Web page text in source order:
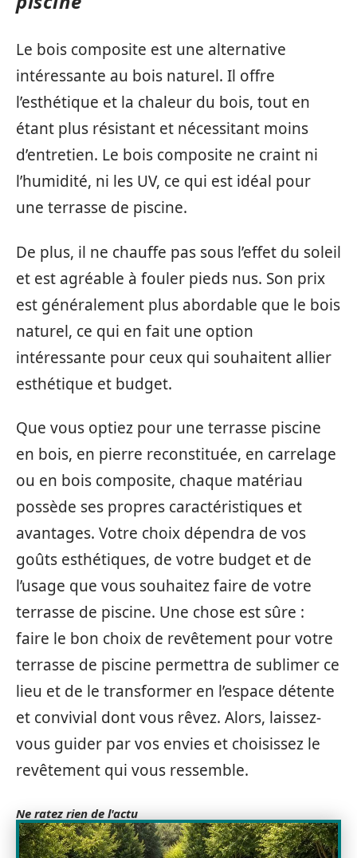
Le bois composite est une alternative
intéressante au bois naturel. Il offre
l’esthétique et la chaleur du bois, tout en
étant plus résistant et nécessitant moins
d’entretien. Le bois composite ne craint ni
l’humidité, ni les UV, ce qui est idéal pour
une terrasse de piscine.
De plus, il ne chauffe pas sous l’effet du soleil
et est agréable à fouler pieds nus. Son prix
est généralement plus abordable que le bois
naturel, ce qui en fait une option
intéressante pour ceux qui souhaitent allier
esthétique et budget.
Que vous optiez pour une terrasse piscine
en bois, en pierre reconstituée, en carrelage
ou en bois composite, chaque matériau
possède ses propres caractéristiques et
avantages. Votre choix dépendra de vos
goûts esthétiques, de votre budget et de
l’usage que vous souhaitez faire de votre
terrasse de piscine. Une chose est sûre :
faire le bon choix de revêtement pour votre
terrasse de piscine permettra de sublimer ce
lieu et de le transformer en l’espace détente
et convivial dont vous rêvez. Alors, laissez-
vous guider par vos envies et choisissez le
revêtement qui vous ressemble.
Ne ratez rien de l'actu